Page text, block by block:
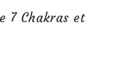
7 Chakras et